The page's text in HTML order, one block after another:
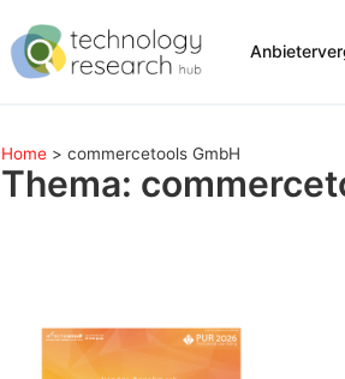
Home > commercetools GmbH
Thema: